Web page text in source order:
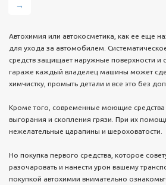
→
Автохимия или автокосметика, как ее еще
для ухода за автомобилем.
средств защищает наружные поверхности и
гараже каждый владелец машины может
химчистку, промыть детали и все это без
Кроме того, современные моющие
выгорания и скопления грязи. При их
нежелательные царапины и шероховатости.
Но покупка первого средства, которое
разочаровать и нанести урон вашему
покупкой автохимии внимательно